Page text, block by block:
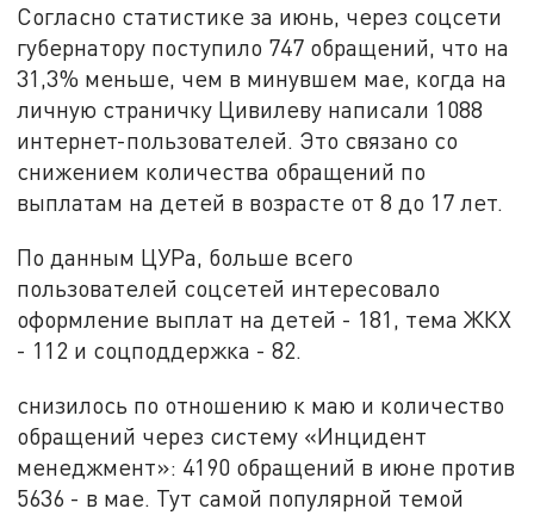
Согласно статистике за июнь, через соцсети
губернатору поступило 747 обращений, что на
31,3% меньше, чем в минувшем мае, когда на
личную страничку Цивилеву написали 1088
интернет-пользователей. Это связано со
снижением количества обращений по
выплатам на детей в возрасте от 8 до 17 лет.
По данным ЦУРа, больше всего
пользователей соцсетей интересовало
оформление выплат на детей - 181, тема ЖКХ
- 112 и соцподдержка - 82.
снизилось по отношению к маю и количество
обращений через систему «Инцидент
менеджмент»: 4190 обращений в июне против
5636 - в мае. Тут самой популярной темой